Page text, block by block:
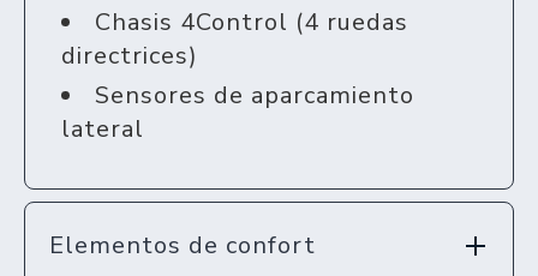
Chasis 4Control (4 ruedas
directrices)
Sensores de aparcamiento
lateral
Elementos de confort